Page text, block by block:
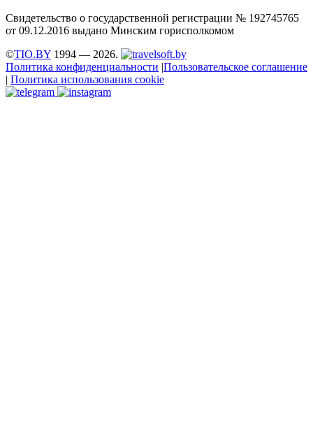
Свидетельство о государственной регистрации № 192745765
от 09.12.2016 выдано Минским горисполкомом
©TIO.BY 1994 — 2026.
Политика конфиденциальности |Пользовательское соглашение
| Политика использования cookie